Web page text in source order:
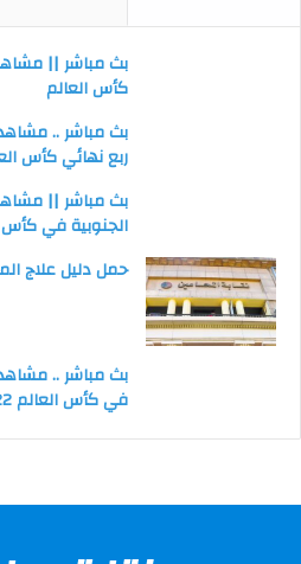
بث مباشر ||
كأس العالم
بث مباشر ..
ربع نهائي كأس
بث مباشر ||
الجنوبية في كأس
حمل دليل علاج
بث مباشر .. مشاهدة
في كأس العالم 2022